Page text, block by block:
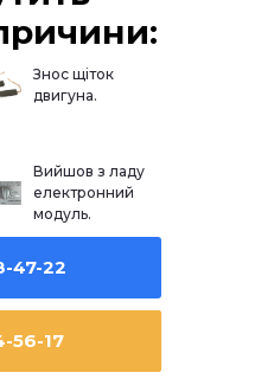
Знос щіток
двигуна.
Вийшов з ладу
електронний
модуль.
47-22
56-17